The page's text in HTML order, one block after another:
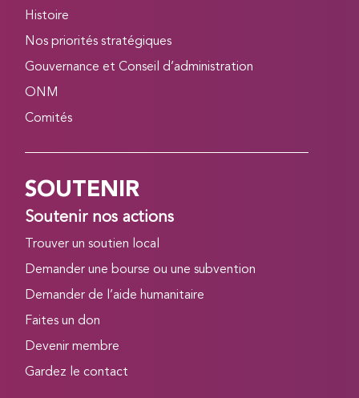
Histoire
Nos priorités stratégiques
Gouvernance et Conseil d’administration
ONM
Comités
SOUTENIR
Soutenir nos actions
Trouver un soutien local
Demander une bourse ou une subvention
Demander de l’aide humanitaire
Faites un don
Devenir membre
Gardez le contact